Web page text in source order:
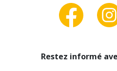
Restez informé